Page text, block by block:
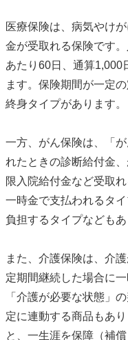
医療保険は、病気やけ
金が受取れる保険です
あたり60日、通算1,000
ます。保険期間が一定
終身タイプがあります。
一方、がん保険は、「
れたときの診断給付金
限入院給付金など受取
一時金で支払われるタ
負担するタイプなどもあ
また、介護保険は、介
定期間継続した場合に
「介護が必要な状態」
定に連動する商品もあ
と、一生涯を保障（補